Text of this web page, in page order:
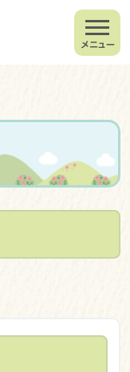
メニュー